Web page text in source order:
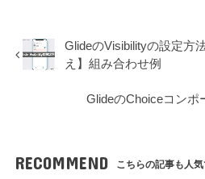
GlideのVisibilityの設定方
え】組み合わせ例
GlideのChoiceコンポ
RECOMMEND こちらの記事も人気